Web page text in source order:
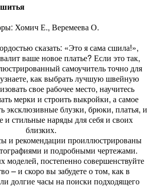
Хомич Е., Веремеева О.
сказать: «Это я сама сшила!»,
ваше новое платье? Если это так,
самоучитель точно для
как выбрать лучшую швейную
свое рабочее место, научитесь
мерки и строить выкройки, а самое
эксклюзивные блузки, брюки, платья, и
и стильные наряды для себя и своих
близких.
и рекомендации проиллюстрированы
и подробными чертежами.
моделей, постепенно совершенствуйте
– и скоро вы забудете о том, как в
долгие часы на поиски подходящего